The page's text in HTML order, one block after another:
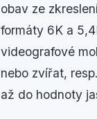
obav ze
formáty 6K a
videografové
nebo zvířat,
až do hodnoty